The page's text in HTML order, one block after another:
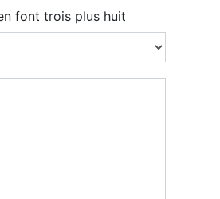
font trois plus huit